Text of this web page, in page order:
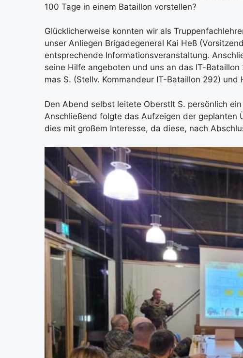
100 Tage in einem Batail­lon vor­stel­len?
Glück­li­cher­wei­se konn­ten wir als
unser Anlie­gen Bri­ga­de­ge­ne­ral Kai Heß
ent­spre­chen­de Infor­ma­ti­ons­ver­an­stal­tung.
sei­ne Hil­fe ange­bo­ten und uns an das IT-
mas S. (Stellv. Kom­man­deur IT-Batail­lon 292)
Den Abend selbst lei­te­te Oberstlt S. per­sön­lich
Anschlie­ßend folg­te das Auf­zei­gen der
dies mit gro­ßem Inter­es­se, da die­se, nach